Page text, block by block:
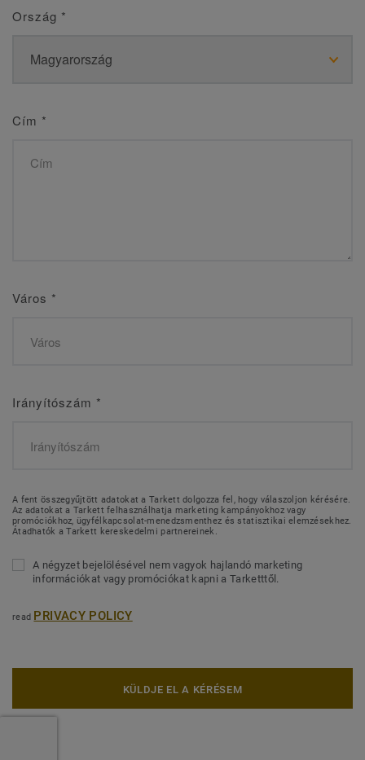
Ország *
Cím *
Város *
Irányítószám *
A fent összegyűjtött adatokat a Tarkett dolgozza fel, hogy válaszoljon kérésére.
Az adatokat a Tarkett felhasználhatja marketing kampányokhoz vagy
promóciókhoz, ügyfélkapcsolat-menedzsmenthez és statisztikai elemzésekhez.
Átadhatók a Tarkett kereskedelmi partnereinek.
A négyzet bejelölésével nem vagyok hajlandó marketing
információkat vagy promóciókat kapni a Tarketttől.
read PRIVACY POLICY
KÜLDJE EL A KÉRÉSEM